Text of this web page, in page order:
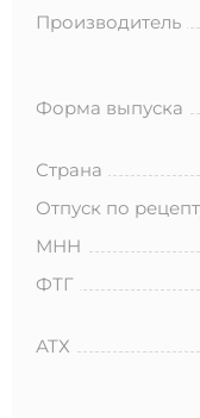
Производитель
Форма выпуска
Страна
Отпуск по
МНН
ФТГ
АТХ
целей,